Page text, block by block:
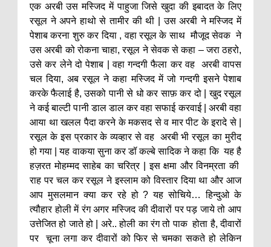
एक अरबी उस मस्जिद में पाहुजा जिसे खुदा की इबादत के लिए
रसूल ने अपने हाथो से तामीर की थी | उस अरबी ने मस्जिद में
पेशाब करना शुरु कर दिया , वहा रसूल के साथ मौजूद सेवक ने
उस अरबी को रोकना चाहा, रसूल ने सेवक से कहा – जरा ठहरो,
उसे कर लेने दो पेशाब | वहा गन्दगी फैला कर वह अरबी वापस
चल दिया, अब रसूल ने कहा मस्जिद में जो गन्दगी इसने पेशाब
करके फैलाई है, उसको पानी से धो कर साफ़ कर दो | खुद रसूल
ने कई बाल्टी पानी डाल डाल कर वहा सफाई करवाई | अरबी वहा
आया था खलल पैदा करने के मकसद से व मार पीट के इरादे से |
रसूल के इस प्रकार के व्यव्हार से वह अरबी भी रसूल का मुरीद
हो गया | यह वाकया सुना कर डॉ कल्बे सादिक ने कहा कि यह है
हज़रत मोहम्मद साहेब का चरित्र | इस क्षमा और विनम्रता की
राह पर चल कर रसूल ने इस्लाम को विस्तार दिया था और आज
आप मुसलमान क्या कर रहे हो ? यह सोचिये… हिन्दुओ के
त्यौहार होली में रंग अगर मस्जिद की दीवारों पर पड़ जाये तो आप
उत्तेजित हो जाते हो | अरे.. होली का रंग तो पाक होता है, दीवारों
पर चूना लगा कर दीवारों को फिर से चमका सकते हो लेकिन